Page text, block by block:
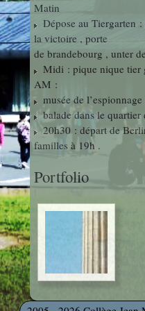
Orientation
Voyages
et Sorties
Matin
Dépose au Tiergarten
la victoire , porte
de brandebourg , unter
Midi : pique nique tier
AM :
musée de
balade dans le quartier
20h30 : départ de
familles à 19h .
Portfolio